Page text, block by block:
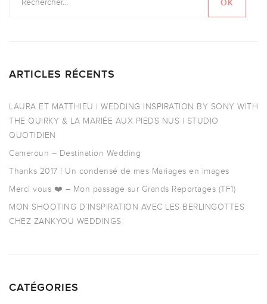
ARTICLES RÉCENTS
LAURA ET MATTHIEU | WEDDING INSPIRATION BY SONY WITH
THE QUIRKY & LA MARIÉE AUX PIEDS NUS | STUDIO
QUOTIDIEN
Cameroun – Destination Wedding
Thanks 2017 ! Un condensé de mes Mariages en images
Merci vous ❤️ – Mon passage sur Grands Reportages (TF1)
MON SHOOTING D’INSPIRATION AVEC LES BERLINGOTTES
CHEZ ZANKYOU WEDDINGS
CATÉGORIES